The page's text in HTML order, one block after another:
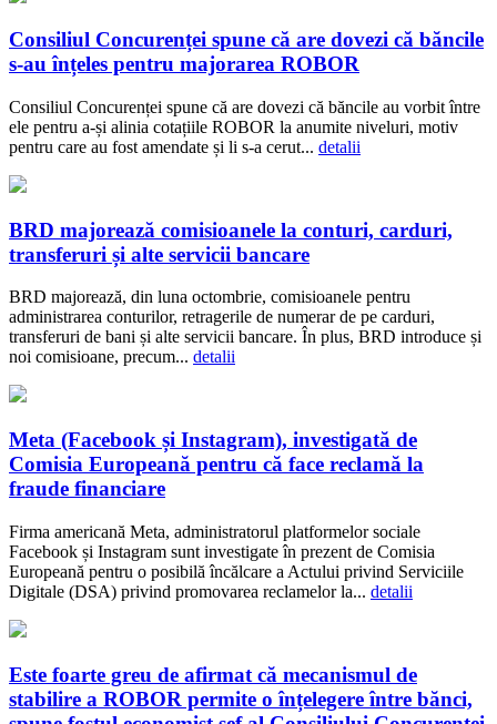
Consiliul Concurenței spune că are dovezi că băncile
s-au înțeles pentru majorarea ROBOR
Consiliul Concurenței spune că are dovezi că băncile au vorbit între
ele pentru a-și alinia cotațiile ROBOR la anumite niveluri, motiv
pentru care au fost amendate și li s-a cerut... detalii
BRD majorează comisioanele la conturi, carduri,
transferuri și alte servicii bancare
BRD majorează, din luna octombrie, comisioanele pentru
administrarea conturilor, retragerile de numerar de pe carduri,
transferuri de bani și alte servicii bancare. În plus, BRD introduce și
noi comisioane, precum... detalii
Meta (Facebook și Instagram), investigată de
Comisia Europeană pentru că face reclamă la
fraude financiare
Firma americană Meta, administratorul platformelor sociale
Facebook și Instagram sunt investigate în prezent de Comisia
Europeană pentru o posibilă încălcare a Actului privind Serviciile
Digitale (DSA) privind promovarea reclamelor la... detalii
Este foarte greu de afirmat că mecanismul de
stabilire a ROBOR permite o înțelegere între bănci,